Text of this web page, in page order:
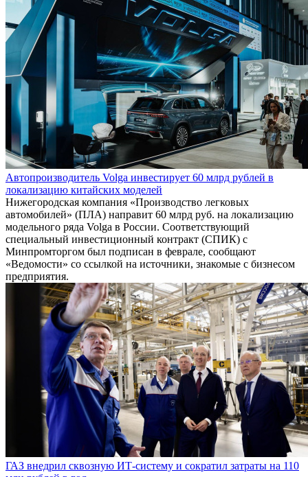
Автопроизводитель Volga инвестирует 60 млрд рублей в
локализацию китайских моделей
Нижегородская компания «Производство легковых
автомобилей» (ПЛА) направит 60 млрд руб. на локализацию
модельного ряда Volga в России. Соответствующий
специальный инвестиционный контракт (СПИК) с
Минпромторгом был подписан в феврале, сообщают
«Ведомости» со ссылкой на источники, знакомые с бизнесом
предприятия.
ГАЗ внедрил сквозную ИТ-систему и сократил затраты на 110